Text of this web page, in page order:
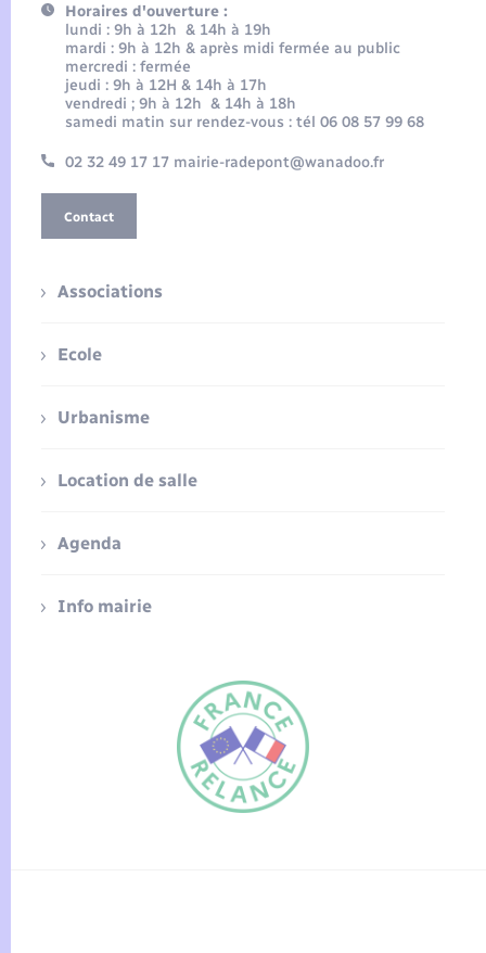
FR
Horaires d'ouverture :
lundi : 9h à 12h & 14h à 19h
mardi : 9h à 12h & après midi fermée au public
mercredi : fermée
jeudi : 9h à 12H & 14h à 17h
vendredi ; 9h à 12h & 14h à 18h
samedi matin sur rendez-vous : tél 06 08 57 99 68
02 32 49 17 17 mairie-radepont@wanadoo.fr
Contact
Associations
Ecole
Urbanisme
Location de salle
Agenda
Info mairie